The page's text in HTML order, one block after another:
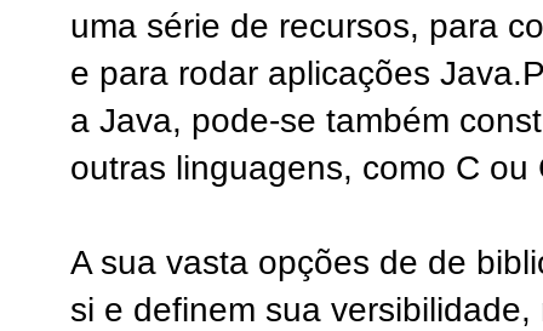
uma série de recursos, para
e para rodar aplicações Java.
a Java, pode-se também
outras linguagens, como C ou
A sua vasta opções de de
si e definem sua